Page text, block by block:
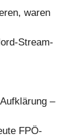
waren
Stream-
–
FPÖ-